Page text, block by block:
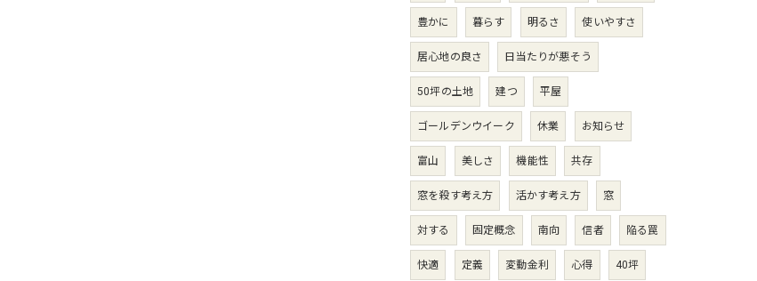
豊かに 暮らす 明るさ 使いやすさ
居心地の良さ 日当たりが悪そう
50坪の土地 建つ 平屋
ゴールデンウイーク 休業 お知らせ
富山 美しさ 機能性 共存
窓を殺す考え方 活かす考え方 窓
対する 固定概念 南向 信者 陥る罠
快適 定義 変動金利 心得 40坪